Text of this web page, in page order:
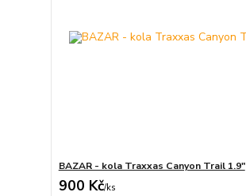
BAZAR - kola Traxxas Canyon Trail 1.9"
900 Kč/ks